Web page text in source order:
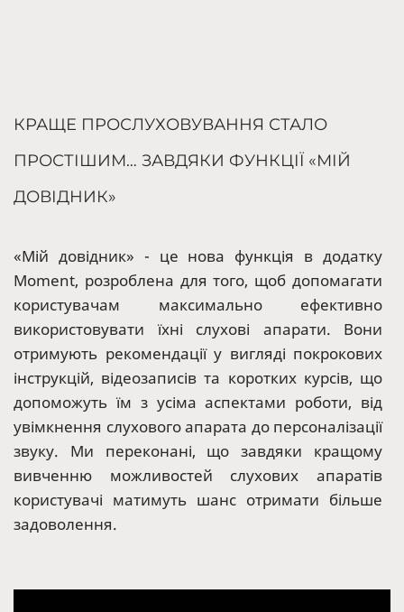
КРАЩЕ ПРОСЛУХОВУВАННЯ СТАЛО
ПРОСТІШИМ… ЗАВДЯКИ ФУНКЦІЇ «МІЙ
ДОВІДНИК»
«Мій довідник» - це нова функція в додатку
Moment, розроблена для того, щоб допомагати
користувачам максимально ефективно
використовувати їхні слухові апарати. Вони
отримують рекомендації у вигляді покрокових
інструкцій, відеозаписів та коротких курсів, що
допоможуть їм з усіма аспектами роботи, від
увімкнення слухового апарата до персоналізації
звуку. Ми переконані, що завдяки кращому
вивченню можливостей слухових апаратів
користувачі матимуть шанс отримати більше
задоволення.